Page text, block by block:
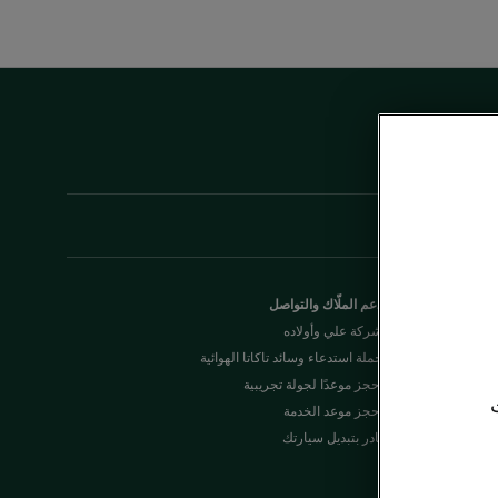
دعم الملّاك والتواصل
شركة علي وأولاده
حملة استدعاء وسائد تاكاتا الهوائية
احجز موعدًا لجولة تجريبية
احجز موعد الخدمة
بادر بتبديل سيارتك